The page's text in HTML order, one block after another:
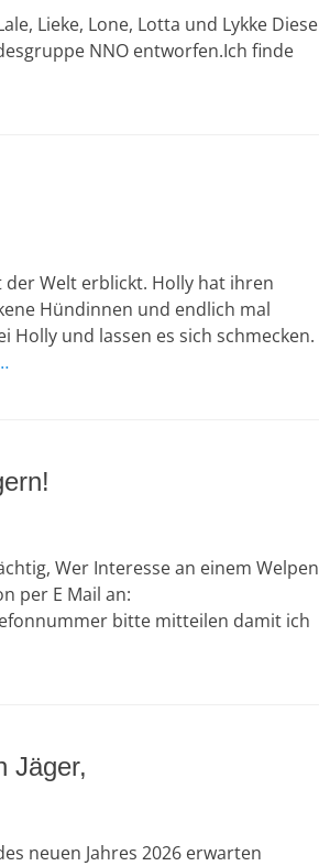
Lieke, Lone, Lotta und Lykke Diese
NNO entworfen.Ich finde
der Welt erblickt. Holly hat ihren
Hündinnen und endlich mal
und lassen es sich schmecken.
Wer Interesse an einem Welpen
per E Mail an:
bitte mitteilen damit ich
Jäger,
neuen Jahres 2026 erwarten